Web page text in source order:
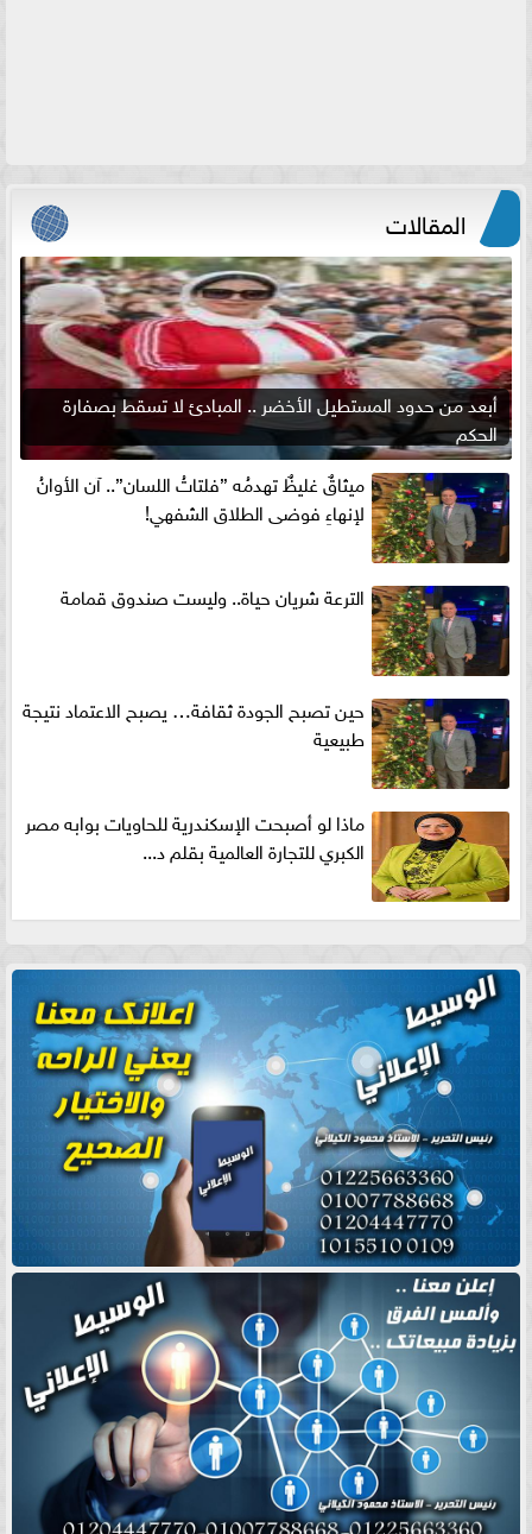
المقالات
أبعد من حدود المستطيل الأخضر .. المبادئ لا تسقط بصفارة
الحكم
ميثاقٌ غليظٌ تهدمُه ”فلتاتُ اللسان”.. آن الأوانُ
لإنهاءِ فوضى الطلاق الشفهي!
الترعة شريان حياة.. وليست صندوق قمامة
حين تصبح الجودة ثقافة… يصبح الاعتماد نتيجة
طبيعية
ماذا لو أصبحت الإسكندرية للحاويات بوابه مصر
الكبري للتجارة العالمية بقلم د...